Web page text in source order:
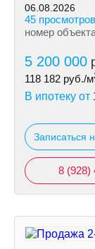
06.08.2026
45
номер
5 200 000
118 182 руб./м
В ипотеку от
Записаться
8 (928)